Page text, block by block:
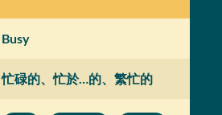
Busy
忙碌的、忙於…的、繁忙的